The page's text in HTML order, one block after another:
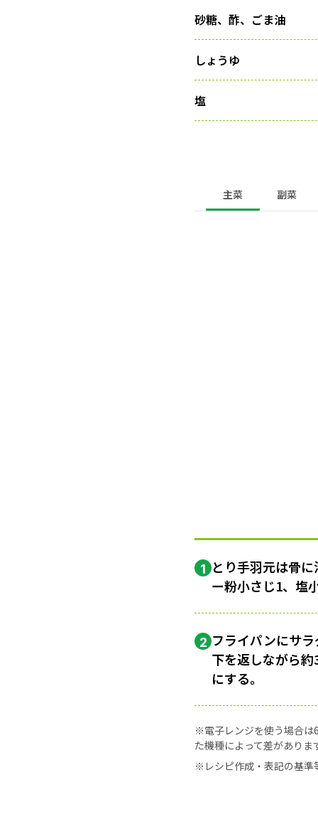
砂糖、酢、ごま油
しょうゆ
塩
主菜 副菜
1 とり手羽元は骨
ー粉小さじ1、塩
2 フライパンにサ
下を返しながら
にする。
※電子レンジを使う場合は
た機種によって差があり
※レシピ作成・表記の基準